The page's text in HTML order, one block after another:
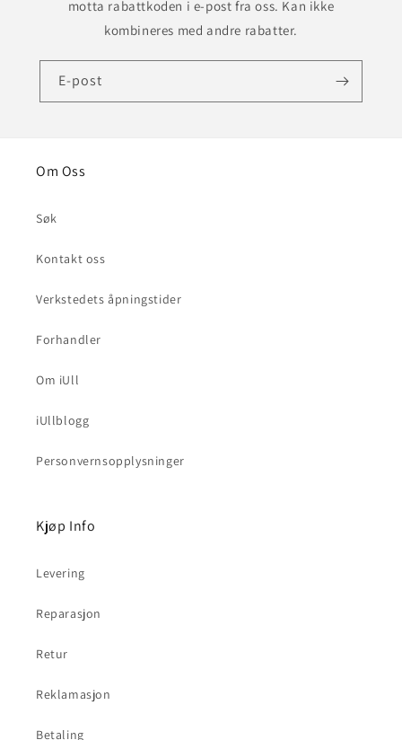
motta rabattkoden i e-post fra oss. Kan ikke
kombineres med andre rabatter.
E-post
Om Oss
Søk
Kontakt oss
Verkstedets åpningstider
Forhandler
Om iUll
iUllblogg
Personvernsopplysninger
Kjøp Info
Levering
Reparasjon
Retur
Reklamasjon
Betaling